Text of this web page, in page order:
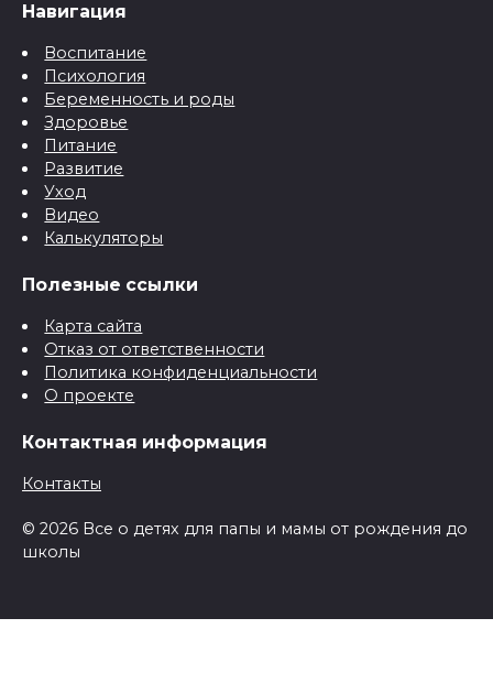
Навигация
Воспитание
Психология
Беременность и роды
Здоровье
Питание
Развитие
Уход
Видео
Калькуляторы
Полезные ссылки
Карта сайта
Отказ от ответственности
Политика конфиденциальности
О проекте
Контактная информация
Контакты
© 2026 Все о детях для папы и мамы от рождения до
школы